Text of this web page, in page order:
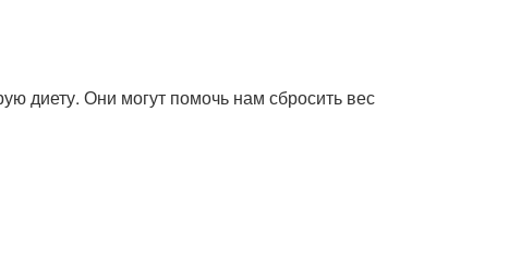
диету. Они могут помочь нам сбросить вес